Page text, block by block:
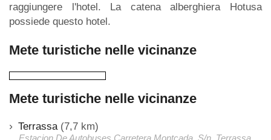
raggiungere l'hotel. La catena alberghiera Hotusa
possiede questo hotel.
Mete turistiche nelle vicinanze
Mete turistiche nelle vicinanze
Terrassa (7,7 km)
Estacion De Autobuses Carretera Montcada, S/n, Terrassa,